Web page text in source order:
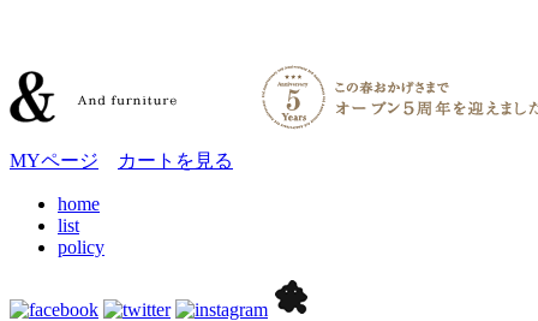
MYページ カートを見る
home
list
policy